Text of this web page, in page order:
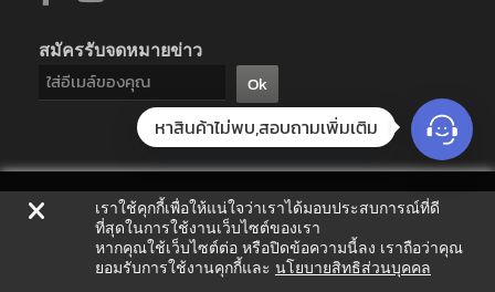
สมัครรับจดหมายข่าว
Ok
เราใช้คุกกี้เพื่อให้แน่ใจว่าเราได้มอบประสบการณ์ที่ดี
ที่สุดในการใช้งานเว็บไซต์ของเรา
หากคุณใช้เว็บไซต์ต่อ หรือปิดข้อความนี้ลง เราถือว่าคุณ
ยอมรับการใช้งานคุกกี้และ นโยบายสิทธิส่วนบุคคล
หาสินค้าไม่พบ,สอบถามเพิ่มเติม